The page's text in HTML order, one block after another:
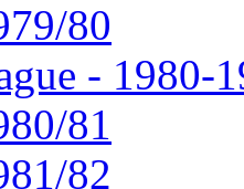
80
- 1980-
81
82